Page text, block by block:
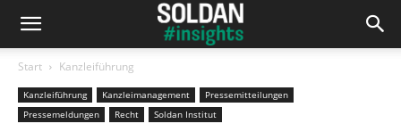
Start Kanzleiführung
Kanzleiführung Kanzleimanagement
Pressemitteilungen
Pressemeldungen
Recht Soldan Institut